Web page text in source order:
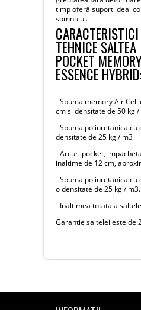
timp oferă suport ideal
somnului.
CARACTERISTICI
TEHNICE SALTEA
POCKET
ESSENCE
- Spuma memory Air Cell
cm si densitate de 50 kg
- Spuma poliuretanica cu
densitate de 25 kg / m3
- Arcuri pocket,
inaltime de 12 cm,
- Spuma poliuretanica cu
o densitate de 25 kg / m3.
- Inaltimea totata a
Garantie saltelei este de